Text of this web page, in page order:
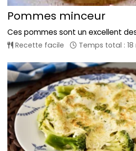
Pommes minceur
Ces pommes sont un excellent
Recette facile Temps total : 18